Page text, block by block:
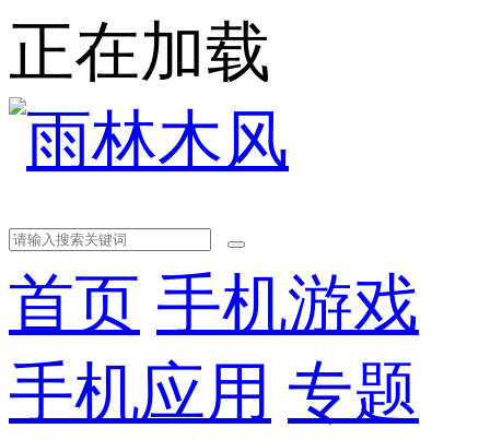
正在加载
首页 手机游戏
手机应用 专题